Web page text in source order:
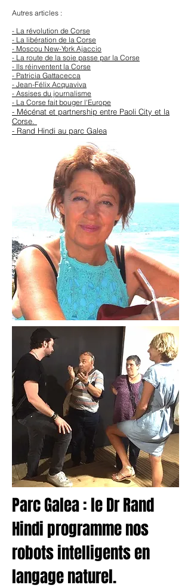
Autres articles :
- La révolution de Corse
- La libération de la Corse
- Moscou New-York Ajaccio
- La route de la soie passe par la Corse
- Ils réinventent la Corse
- Patricia Gattacecca
- Jean-Félix Acquaviva
- Assises du journalisme
- La Corse fait bouger l'Europe
- Mécénat et partnership entre Paoli City et la
Corse.
- Rand Hindi au parc Galea
Parc Galea : le Dr Rand
Hindi programme nos
robots intelligents en
langage naturel.